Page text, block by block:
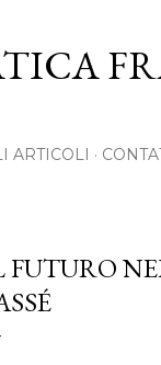
ARTICOLI
FUTURO